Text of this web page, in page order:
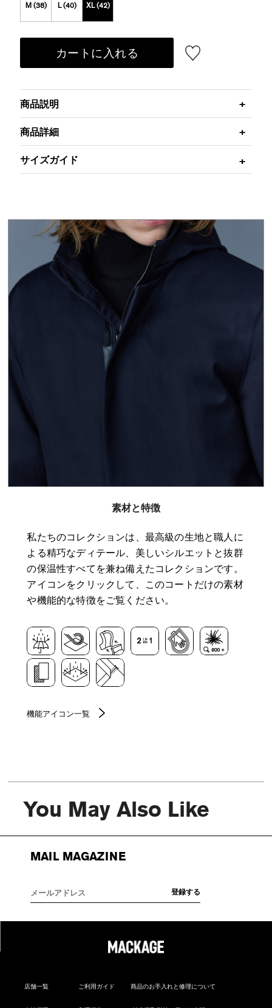
M (38) L (40) XL (42)
カートに入れる
商品説明
商品詳細
サイズガイド
素材と特徴
私たちのコレクションは、最高級の生地と職人に
よる精巧なディテール、美しいシルエットと抜群
の保温性すべてを兼ね備えたコレクションです。
アイコンをクリックして、このコートだけの素材
や機能的な特徴をご覧ください。
機能アイコン一覧
You May Also Like
MAIL MAGAZINE
店舗一覧 ご利用ガイド 商品のお手入れと修理について